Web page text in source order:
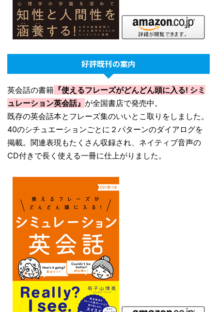
好評既刊の案内
英会話の書籍 『使えるフレーズがどんどん頭に入る! シミ
ュレーション英会話』 が全国書店で発売中。
既存の英会話本とフレーズ集のいいとこ取りをしました。
40のシチュエーションごとに２パターンのダイアログを
掲載。関連表現もたくさん収録され、ネイティブ音声の
CD付きで長く使える一冊に仕上がりました。